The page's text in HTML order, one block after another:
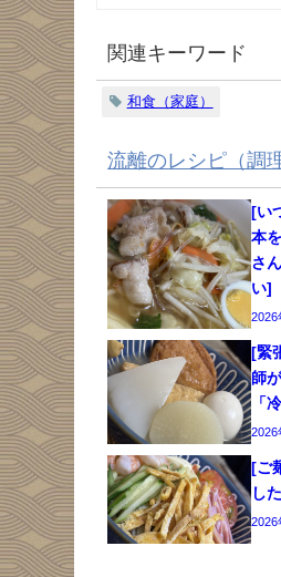
関連キーワード
和食（家庭）
流離のレシピ（調
[い
本
さ
い]
2026
[緊
師
「
2026
[ご
し
2026